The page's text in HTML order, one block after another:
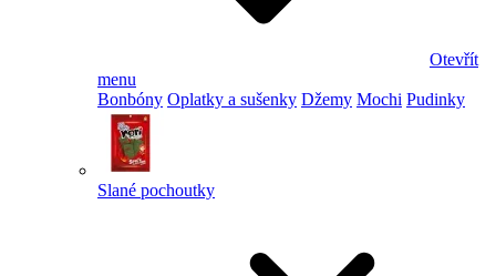
Otevřít
menu
Bonbóny Oplatky a sušenky Džemy Mochi Pudinky
Slané pochoutky